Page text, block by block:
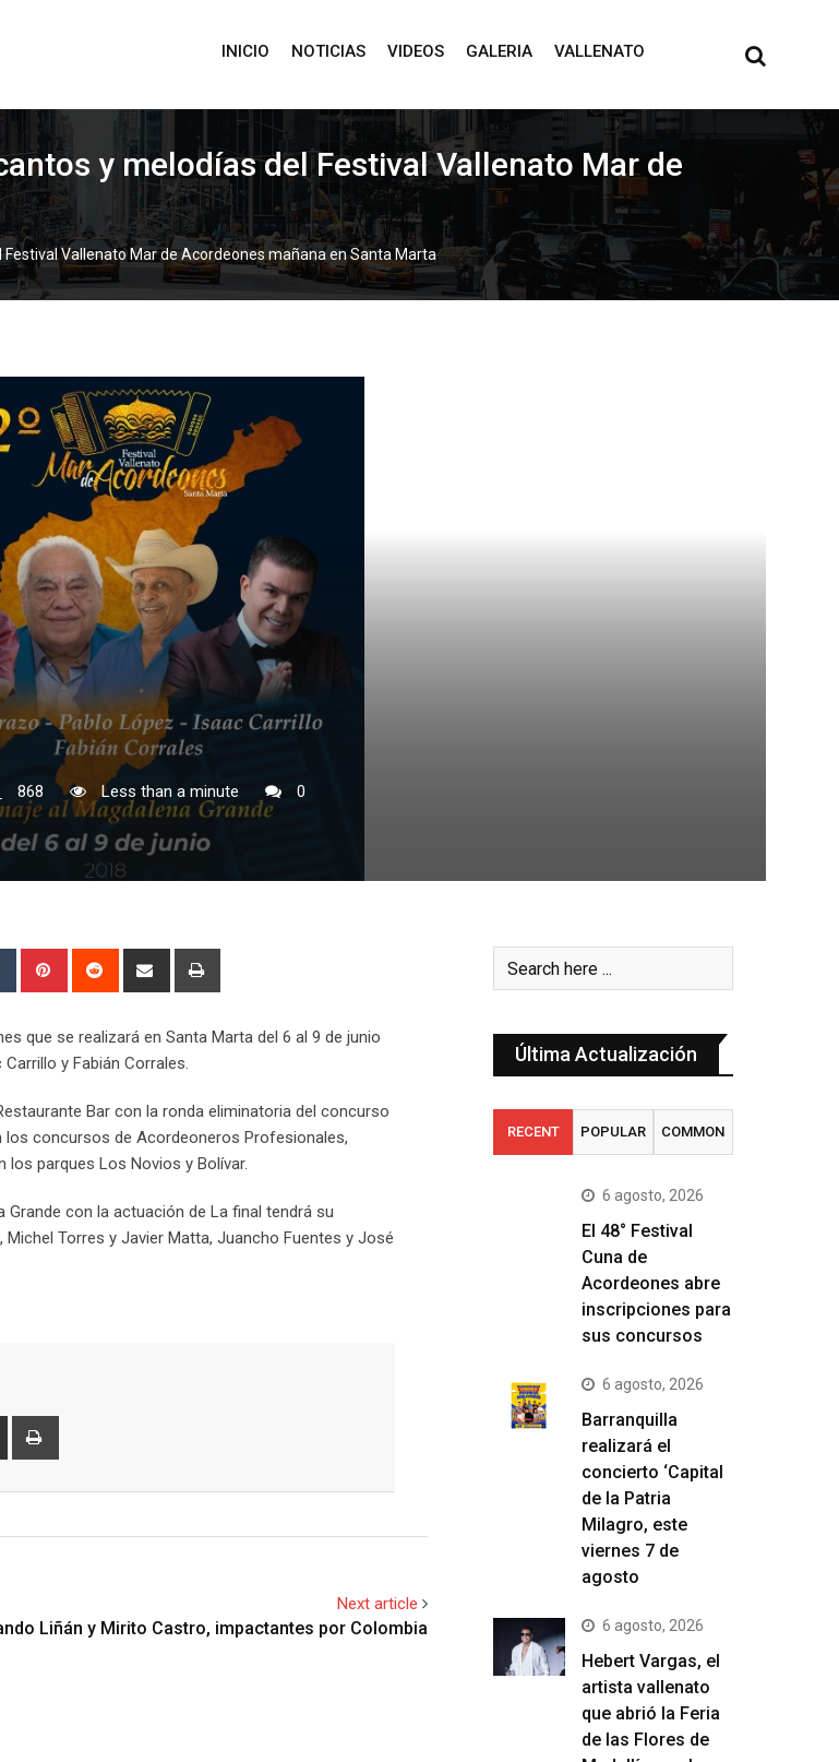
INICIO NOTICIAS VIDEOS GALERIA VALLENATO
y melodías del Festival Vallenato Mar de
Vallenato Mar de Acordeones mañana en Santa Marta
868 Less than a minute 0
Tumblr Pinterest Reddit
Share
que se realizará en Santa Marta del 6 al 9 de junio
y Fabián Corrales.
Bar con la ronda eliminatoria del concurso
los concursos de Acordeoneros Profesionales,
los parques Los Novios y Bolívar.
con la actuación de La final tendrá su
Torres y Javier Matta, Juancho Fuentes y José
Share
Next article
Liñán y Mirito Castro, impactantes por Colombia
Última Actualización
RECENT POPULAR COMMON
6 agosto, 2026
El 48° Festival
Cuna de
Acordeones abre
inscripciones para
sus concursos
6 agosto, 2026
Barranquilla
realizará el
concierto ‘Capital
de la Patria
Milagro, este
viernes 7 de
agosto
6 agosto, 2026
Hebert Vargas, el
artista vallenato
que abrió la Feria
de las Flores de